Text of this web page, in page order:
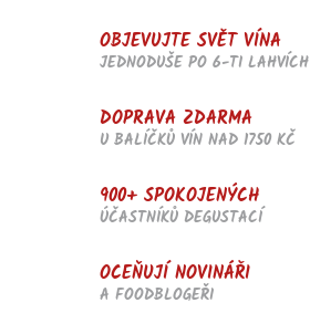
OBJEVUJTE SVĚT VÍNA
JEDNODUŠE PO 6-TI LAHVÍCH
DOPRAVA ZDARMA
U BALÍČKŮ VÍN NAD 1750 KČ
900+ SPOKOJENÝCH
ÚČASTNÍKŮ DEGUSTACÍ
OCEŇUJÍ NOVINÁŘI
A FOODBLOGEŘI